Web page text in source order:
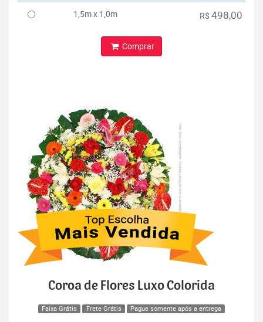
1,5m x 1,0m R$ 498,00
Comprar
Coroa de Flores Luxo Colorida
Faixa Grátis Frete Grátis Pague somente após a entrega